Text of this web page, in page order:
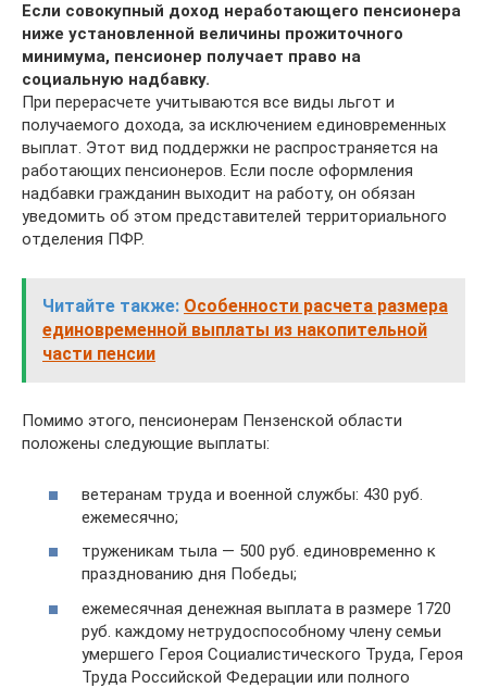
Если совокупный доход неработающего пенсионера
ниже установленной величины прожиточного
минимума, пенсионер получает право на
социальную надбавку.
При перерасчете учитываются все виды льгот и
получаемого дохода, за исключением единовременных
выплат. Этот вид поддержки не распространяется на
работающих пенсионеров. Если после оформления
надбавки гражданин выходит на работу, он обязан
уведомить об этом представителей территориального
отделения ПФР.
Читайте также: Особенности расчета размера
единовременной выплаты из накопительной
части пенсии
Помимо этого, пенсионерам Пензенской области
положены следующие выплаты:
ветеранам труда и военной службы: 430 руб.
ежемесячно;
труженикам тыла — 500 руб. единовременно к
празднованию дня Победы;
ежемесячная денежная выплата в размере 1720
руб. каждому нетрудоспособному члену семьи
умершего Героя Социалистического Труда, Героя
Труда Российской Федерации или полного